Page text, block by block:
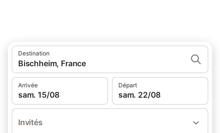
Destination
Bischheim, France
Arrivée
sam. 15/08
Départ
sam. 22/08
Invités